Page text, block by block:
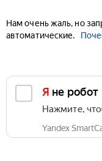
Нам очень жаль, но
автоматические.
Я не робот
Нажмите,
Yandex